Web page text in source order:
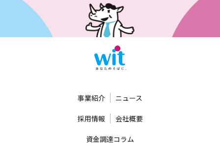
事業紹介 ニュース
採用情報 会社概要
資金調達コラム